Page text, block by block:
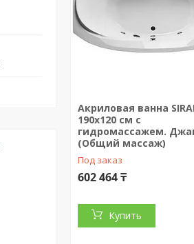
Акриловая ванна
190х120 см с
гидромассажем.
(Общий массаж)
Под заказ
602 464 ₸
Купить